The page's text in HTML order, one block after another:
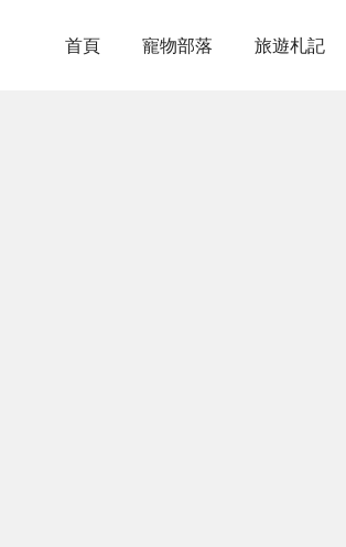
首頁 寵物部落 旅遊札記